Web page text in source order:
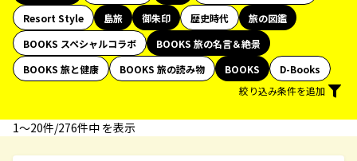
Resort Style
島旅 御朱印 歴史時代
旅の図鑑
BOOKS スペシャルコラボ
BOOKS 旅の名言＆絶景
BOOKS 旅と健康
BOOKS 旅の読み物 BOOKS
D-Books
絞り込み条件を追加
1〜20件/276件中 を表示